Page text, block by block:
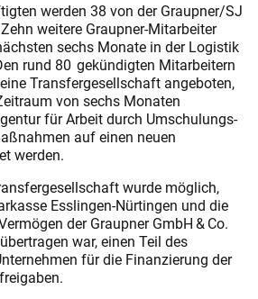
werden 38 von der Graupner/SJ
weitere Graupner-Mitarbeiter
sechs Monate in der Logistik
rund 80 gekündigten Mitarbeitern
Transfergesellschaft angeboten,
von sechs Monaten
für Arbeit durch Umschulungs-
auf ei­nen neuen
werden.
wurde möglich,
Esslingen-Nürtingen und die
der Graupner GmbH & Co.
war, einen Teil des
für die Finanzierung der